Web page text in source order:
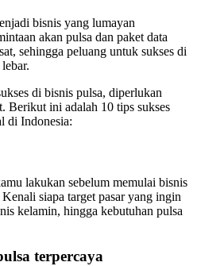
bisnis yang lumayan
akan pulsa dan paket data
sehingga peluang untuk sukses di
di bisnis pulsa, diperlukan
Berikut ini adalah 10 tips sukses
di Indonesia:
lakukan sebelum memulai bisnis
siapa target pasar yang ingin
kelamin, hingga kebutuhan pulsa
terpercaya